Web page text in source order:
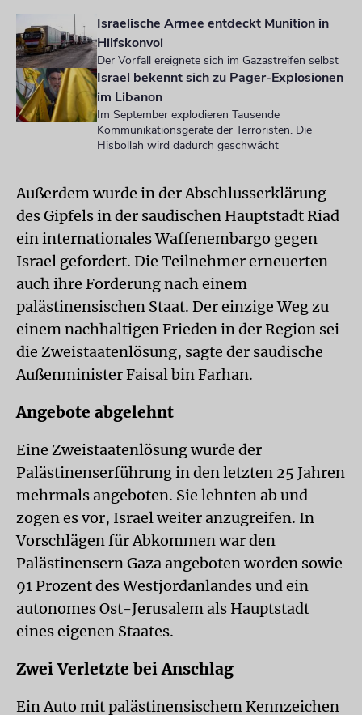
Israelische Armee entdeckt Munition in
Hilfskonvoi
Der Vorfall ereignete sich im Gazastreifen selbst
Israel bekennt sich zu Pager-Explosionen
im Libanon
Im September explodieren Tausende
Kommunikationsgeräte der Terroristen. Die
Hisbollah wird dadurch geschwächt
Außerdem wurde in der Abschlusserklärung
des Gipfels in der saudischen Hauptstadt Riad
ein internationales Waffenembargo gegen
Israel gefordert. Die Teilnehmer erneuerten
auch ihre Forderung nach einem
palästinensischen Staat. Der einzige Weg zu
einem nachhaltigen Frieden in der Region sei
die Zweistaatenlösung, sagte der saudische
Außenminister Faisal bin Farhan.
Angebote abgelehnt
Eine Zweistaatenlösung wurde der
Palästinenserführung in den letzten 25 Jahren
mehrmals angeboten. Sie lehnten ab und
zogen es vor, Israel weiter anzugreifen. In
Vorschlägen für Abkommen war den
Palästinensern Gaza angeboten worden sowie
91 Prozent des Westjordanlandes und ein
autonomes Ost-Jerusalem als Hauptstadt
eines eigenen Staates.
Zwei Verletzte bei Anschlag
Ein Auto mit palästinensischem Kennzeichen